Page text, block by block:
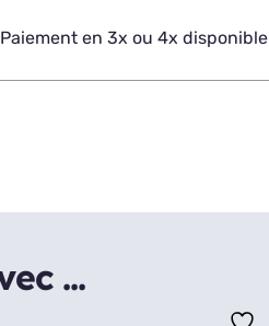
Paiement en 3x ou 4x disponible
...